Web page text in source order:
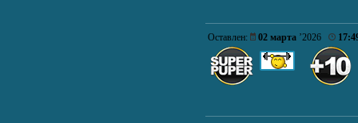
Оставлен: 02 марта ’2026